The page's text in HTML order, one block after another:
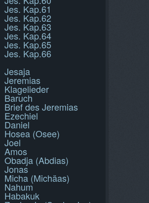
Jes. Kap.61
Jes. Kap.62
Jes. Kap.63
Jes. Kap.64
Jes. Kap.65
Jes. Kap.66
Jesaja
Jeremias
Klagelieder
Baruch
Brief des Jeremias
Ezechiel
Daniel
Hosea (Osee)
Joel
Amos
Obadja (Abdias)
Jonas
Micha (Michäas)
Nahum
Habakuk